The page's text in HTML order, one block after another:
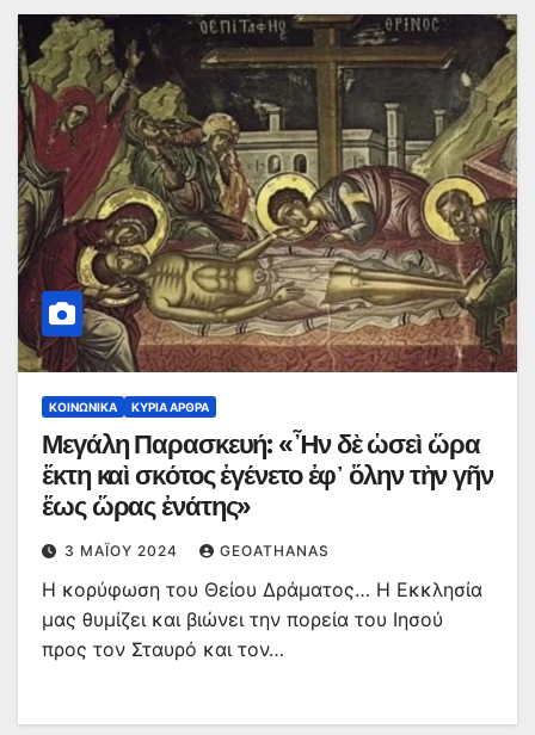
ΚΟΙΝΩΝΙΚΆ ΚΥΡΙΑ ΑΡΘΡΑ
Μεγάλη Παρασκευή: «Ἦν δὲ ὡσεὶ ὥρα
ἕκτη καὶ σκότος ἐγένετο ἐφ᾿ ὅλην τὴν γῆν
ἕως ὥρας ἐνάτης»
3 ΜΑΪ́ΟΥ 2024 GEOATHANAS
Η κορύφωση του Θείου Δράματος… Η Εκκλησία
μας θυμίζει και βιώνει την πορεία του Ιησού
προς τον Σταυρό και τον…